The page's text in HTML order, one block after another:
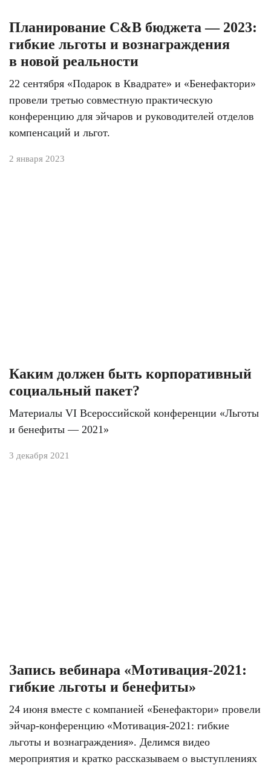
Планирование C&B бюджета — 2023:
гибкие льготы и вознаграждения
в новой реальности
22 сентября «Подарок в Квадрате» и «Бенефактори»
провели третью совместную практическую
конференцию для эйчаров и руководителей отделов
компенсаций и льгот.
2 января 2023
Каким должен быть корпоративный
социальный пакет?
Материалы VI Всероссийской конференции «Льготы
и бенефиты — 2021»
3 декабря 2021
Запись вебинара «Мотивация-2021:
гибкие льготы и бенефиты»
24 июня вместе с компанией «Бенефактори» провели
эйчар-конференцию «Мотивация-2021: гибкие
льготы и вознаграждения». Делимся видео
мероприятия и кратко рассказываем о выступлениях